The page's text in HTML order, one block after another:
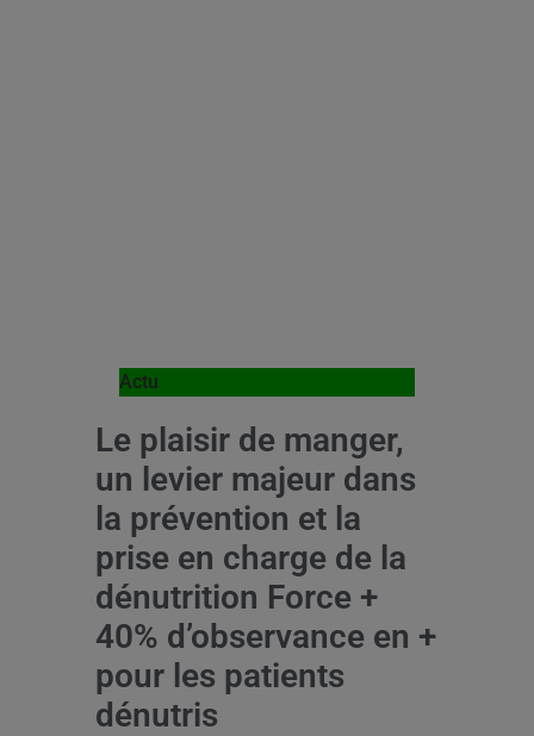
Actu
Le plaisir de manger,
un levier majeur dans
la prévention et la
prise en charge de la
dénutrition Force +
40% d’observance en +
pour les patients
dénutris